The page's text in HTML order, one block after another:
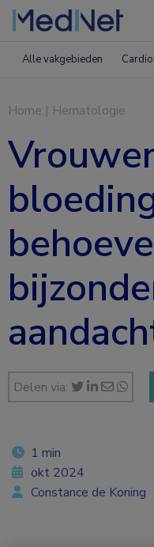
Alle vakgebieden
Home | Hematologie
Delen via:
1 min
okt 2024
Constance de Koning